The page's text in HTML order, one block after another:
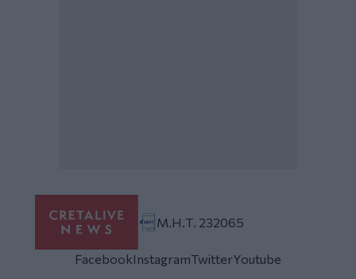
Μ.Η.Τ. 232065
FacebookInstagramTwitterYoutube